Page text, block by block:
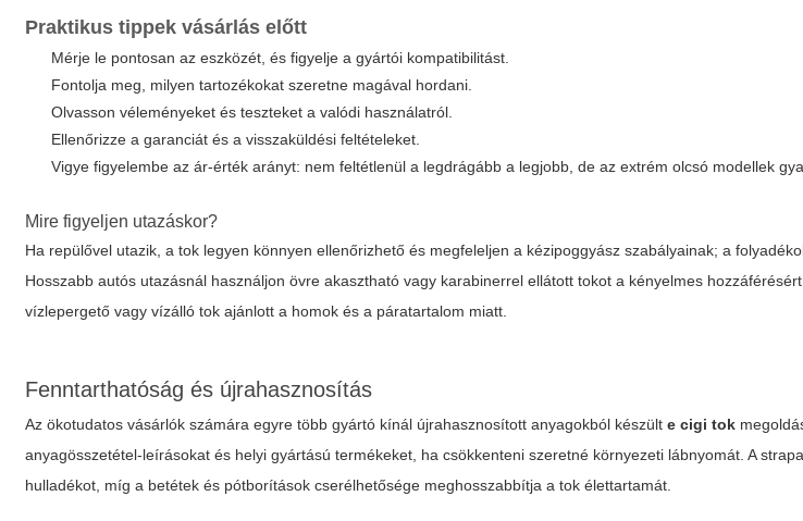
Praktikus tippek vásárlás előtt
Mérje le pontosan az eszközét, és figyelje a gyártói kompatibilitást.
Fontolja meg, milyen tartozékokat szeretne magával hordani.
Olvasson véleményeket és teszteket a valódi használatról.
Ellenőrizze a garanciát és a visszaküldési feltételeket.
Vigye figyelembe az ár-érték arányt: nem feltétlenül a legdrágább a legjobb, de az extrém olcsó modellek
Mire figyeljen utazáskor?
Ha repülővel utazik, a tok legyen könnyen ellenőrizhető és megfeleljen a kézipoggyász szabályainak; a
Hosszabb autós utazásnál használjon övre akasztható vagy karabinerrel ellátott tokot a kényelmes
vízlepergető vagy vízálló tok ajánlott a homok és a páratartalom miatt.
Fenntarthatóság és újrahasznosítás
Az ökotudatos vásárlók számára egyre több gyártó kínál újrahasznosított anyagokból készülte cigi tok
anyagösszetétel-leírásokat és helyi gyártású termékeket, ha csökkenteni szeretné környezeti lábnyomát. A
hulladékot, míg a betétek és pótborítások cserélhetősége meghosszabbítja a tok élettartamát.